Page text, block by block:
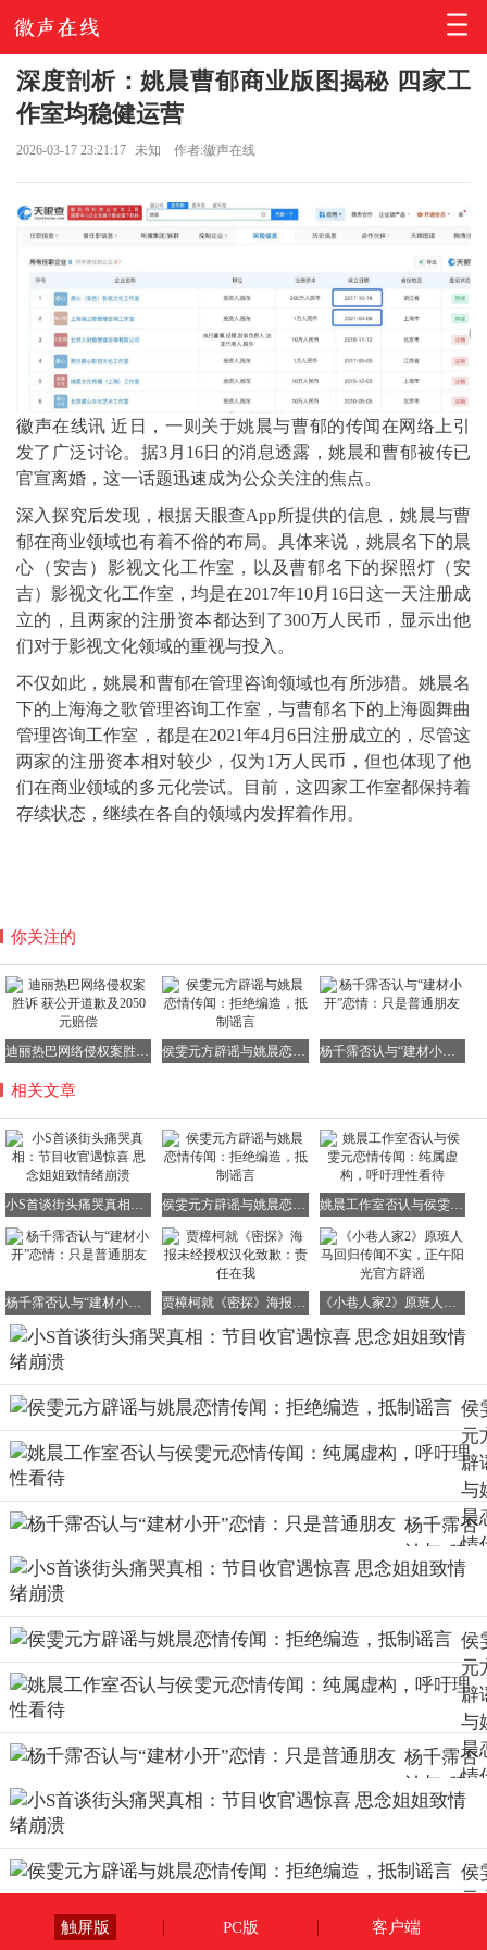
深度剖析：姚晨曹郁商业版图揭秘 四家工
作室均稳健运营
2026-03-17 23:21:17 未知 作者:徽声在线
徽声在线讯 近日，一则关于姚晨与曹郁的传闻在网络上引
发了广泛讨论。据3月16日的消息透露，姚晨和曹郁被传已
官宣离婚，这一话题迅速成为公众关注的焦点。
深入探究后发现，根据天眼查App所提供的信息，姚晨与曹
郁在商业领域也有着不俗的布局。具体来说，姚晨名下的晨
心（安吉）影视文化工作室，以及曹郁名下的探照灯（安
吉）影视文化工作室，均是在2017年10月16日这一天注册成
立的，且两家的注册资本都达到了300万人民币，显示出他
们对于影视文化领域的重视与投入。
不仅如此，姚晨和曹郁在管理咨询领域也有所涉猎。姚晨名
下的上海海之歌管理咨询工作室，与曹郁名下的上海圆舞曲
管理咨询工作室，都是在2021年4月6日注册成立的，尽管这
两家的注册资本相对较少，仅为1万人民币，但也体现了他
们在商业领域的多元化尝试。目前，这四家工作室都保持着
存续状态，继续在各自的领域内发挥着作用。
你关注的
迪丽热巴网络侵权案胜诉 获公开道歉及2050元赔偿 侯雯元方辟谣与姚晨恋情传闻：拒绝编造，抵制谣言 杨千霈否认与“建材小开”恋情：只是普通朋友
相关文章
小S首谈街头痛哭真相：节目收官遇惊喜 思念姐姐致情绪崩溃 侯雯元方辟谣与姚晨恋情传闻：拒绝编造，抵制谣言 姚晨工作室否认与侯雯元恋情传闻：纯属虚构，呼吁理性看待
杨千霈否认与“建材小开”恋情：只是普通朋友 贾樟柯就《密探》海报未经授权汉化致歉：责任在我 《小巷人家2》原班人马回归传闻不实，正午阳光官方辟谣
侯
元
辟
与
晨
情
闻
编
造
抵
谣
杨千霈否
认与“建
材小
情：只是
普通朋友
侯
元
辟
与
晨
情
闻
编
造
杨千霈否
认与“建
材小
情：只是
普通朋友
侯
元
触屏版 PC版 客户端